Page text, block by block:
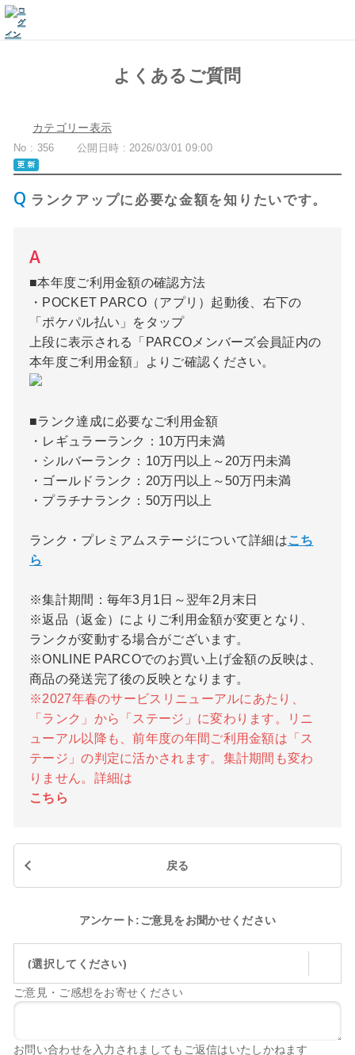
よくあるご質問
カテゴリー表示
No : 356 公開日時 : 2026/03/01 09:00
ランクアップに必要な金額を知りたいです。
■本年度ご利用金額の確認方法
・POCKET PARCO（アプリ）起動後、右下の
「ポケパル払い」をタップ
上段に表示される「PARCOメンバーズ会員証内の
本年度ご利用金額」よりご確認ください。
■ランク達成に必要なご利用金額
・レギュラーランク：10万円未満
・シルバーランク：10万円以上～20万円未満
・ゴールドランク：20万円以上～50万円未満
・プラチナランク：50万円以上
ランク・プレミアムステージについて詳細はこち
ら
※集計期間：毎年3月1日～翌年2月末日
※返品（返金）によりご利用金額が変更となり、
ランクが変動する場合がございます。
※ONLINE PARCOでのお買い上げ金額の反映は、
商品の発送完了後の反映となります。
※2027年春のサービスリニューアルにあたり、
「ランク」から「ステージ」に変わります。リニ
ューアル以降も、前年度の年間ご利用金額は「ス
テージ」の判定に活かされます。集計期間も変わ
りません。詳細は
こちら
戻る
アンケート:ご意見をお聞かせください
(選択してください)
ご意見・ご感想をお寄せください
お問い合わせを入力されましてもご返信はいたしかねます